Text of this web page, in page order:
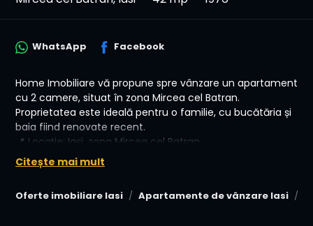
Oferte imobiliare Iasi Apartamente de vânzare Iasi
WhatsApp Facebook
Home Imobiliare vă propune spre vânzare un apartament
cu 2 camere, situat în zona Mircea cel Batran.
Proprietatea este ideală pentru o familie, cu bucătăria și
baia fiind renovate recent.
📍 Locație: Iași, zona Mircea cel Batran
🏠 Tip: Apartament 2 Camere
📏 Suprafață Totală: 42 mp
Citește mai mult